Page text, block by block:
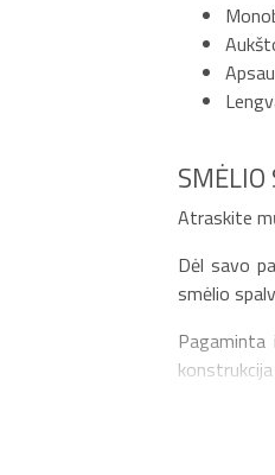
SMĖLIO
Atraskite
Dėl savo
smėlio
Pagaminta